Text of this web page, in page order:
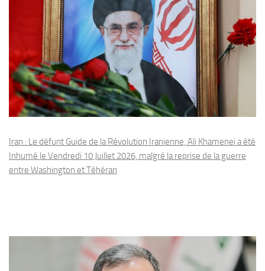
Iran : Le défunt Guide de la Révolution Iranienne, Ali Khamenei a été
Inhumé le Vendredi 10 Juillet 2026, malgré la reprise de la guerre
entre Washington et Téhéran